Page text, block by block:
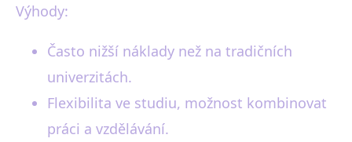
Výhody:
Často nižší náklady než na tradičních
univerzitách.
Flexibilita ve studiu, možnost kombinovat
práci a vzdělávání.